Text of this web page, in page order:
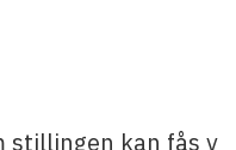
stillingen kan fås v